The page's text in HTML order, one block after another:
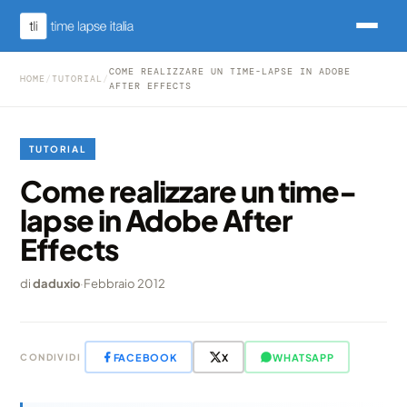
HOME / TUTORIAL /
COME REALIZZARE UN TIME-LAPSE IN ADOBE
AFTER EFFECTS
TUTORIAL
Come realizzare un time-
lapse in Adobe After
Effects
didaduxio·Febbraio 2012
CONDIVIDI FACEBOOK X WHATSAPP